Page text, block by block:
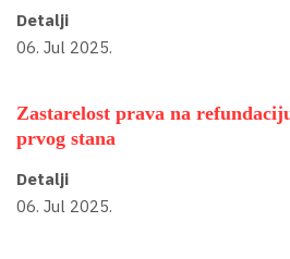
Detalji
06. Jul 2025.
Zastarelost prava na
prvog stana
Detalji
06. Jul 2025.